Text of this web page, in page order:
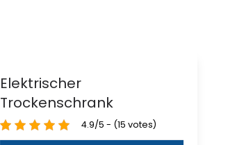
Elektrischer
Trockenschrank
4.9/5 - (15 votes)